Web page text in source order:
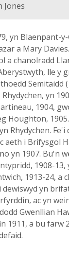
Jones
yn Blaenpant-
a Mary
a chanolradd
lle y
Semitaidd
yn
1904,
Houghton,
Rhydychen. Fe'i
aeth i Brifysgol
yn 1907. Bu'n
1908-13,
1913-24, a
dewiswyd yn
ac yn
Gwenllian
1911, a bu farw